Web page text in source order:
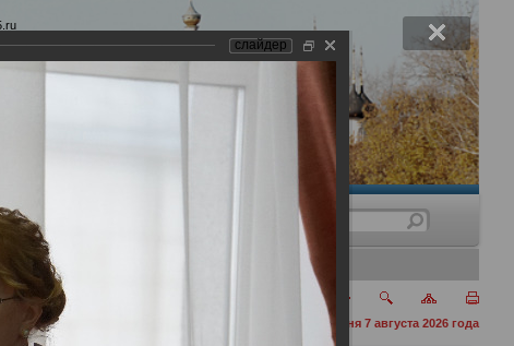
сегодня 7 августа 2026 года
слайдер